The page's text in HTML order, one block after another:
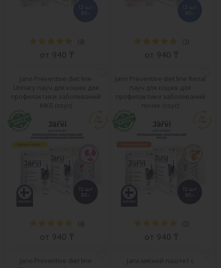
(4)
от 940 ₸
( 1)
от 940 ₸
Jarvi Preventive diet line
Urinary пауч для кошек для
профилактики заболеваний
МКБ (соус)
(4)
от 940 ₸
Jarvi Preventive diet line Renal
пауч для кошек для
профилактики заболеваний
почек (соус)
(5)
от 940 ₸
Jarvi Preventive diet line
Jarvi мясной паштет с